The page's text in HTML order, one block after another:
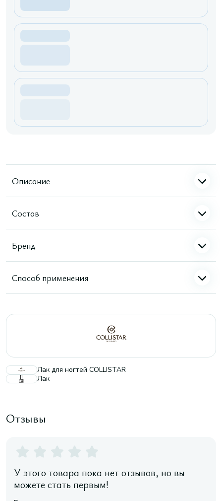
Описание
Состав
Бренд
Способ применения
Лак для ногтей COLLISTAR
Лак
Отзывы
У этого товара пока нет отзывов, но вы
можете стать первым!